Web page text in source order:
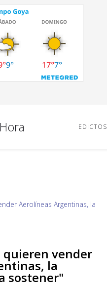
EDICTOS
quieren vender
la
sostener"